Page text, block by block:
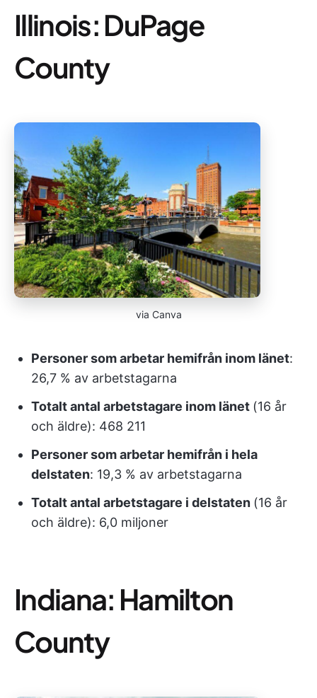
Illinois: DuPage
County
via Canva
Personer som arbetar hemifrån inom länet:
26,7 % av arbetstagarna
Totalt antal arbetstagare inom länet (16 år
och äldre): 468 211
Personer som arbetar hemifrån i hela
delstaten: 19,3 % av arbetstagarna
Totalt antal arbetstagare i delstaten (16 år
och äldre): 6,0 miljoner
Indiana: Hamilton
County